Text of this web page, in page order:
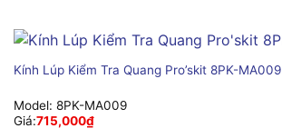
Kính Lúp Kiểm Tra Quang Pro’skit 8PK-MA009
Model: 8PK-MA009
Giá:715,000₫